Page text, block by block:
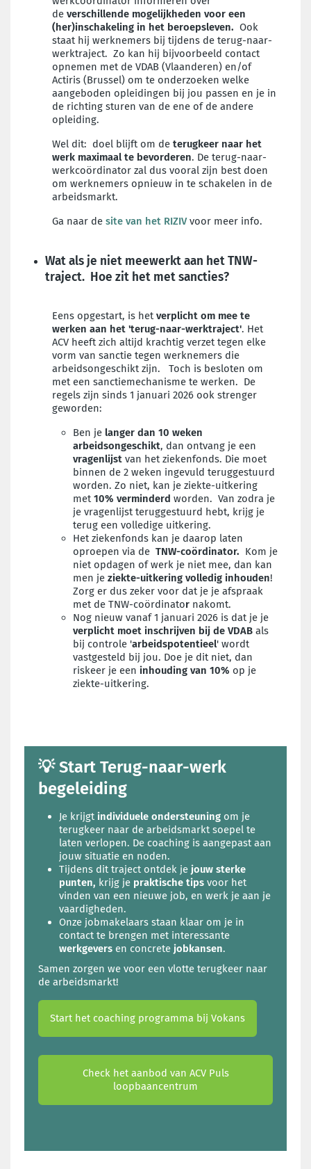
de verschillende mogelijkheden voor een
(her)inschakeling in het beroepsleven. Ook
staat hij werknemers bij tijdens de terug-naar-
werktraject. Zo kan hij bijvoorbeeld contact
opnemen met de VDAB (Vlaanderen) en/of
Actiris (Brussel) om te onderzoeken welke
aangeboden opleidingen bij jou passen en je in
de richting sturen van de ene of de andere
opleiding.
Wel dit: doel blijft om de terugkeer naar het
werk maximaal te bevorderen. De terug-naar-
werkcoördinator zal dus vooral zijn best doen
om werknemers opnieuw in te schakelen in de
arbeidsmarkt.
Ga naar de site van het RIZIVvoor meer info.
Wat als je niet meewerkt aan het TNW-
traject. Hoe zit het met sancties?
Eens opgestart, is het verplicht om mee te
werken aan het 'terug-naar-werktraject'. Het
ACV heeft zich altijd krachtig verzet tegen elke
vorm van sanctie tegen werknemers die
arbeidsongeschikt zijn. Toch is besloten om
met een sanctiemechanisme te werken. De
regels zijn sinds 1 januari 2026 ook strenger
geworden:
Ben je langer dan 10 weken
arbeidsongeschikt, dan ontvang je een
vragenlijst van het ziekenfonds. Die moet
binnen de 2 weken ingevuld teruggestuurd
worden. Zo niet, kan je ziekte-uitkering
met 10% verminderd worden. Van zodra je
je vragenlijst teruggestuurd hebt, krijg je
terug een volledige uitkering.
Het ziekenfonds kan je daarop laten
oproepen via de TNW-coördinator. Kom je
niet opdagen of werk je niet mee, dan kan
men je ziekte-uitkering volledig inhouden!
Zorg er dus zeker voor dat je je afspraak
met de TNW-coördinator nakomt.
Nog nieuw vanaf 1 januari 2026 is dat je je
verplicht moet inschrijven bij de VDAB als
bij controle 'arbeidspotentieel' wordt
vastgesteld bij jou. Doe je dit niet, dan
riskeer je een inhouding van 10% op je
ziekte-uitkering.
💡 Start Terug-naar-werk
begeleiding
Je krijgt individuele ondersteuning om je
terugkeer naar de arbeidsmarkt soepel te
laten verlopen. De coaching is aangepast aan
jouw situatie en noden.
Tijdens dit traject ontdek je jouw sterke
punten, krijg je praktische tips voor het
vinden van een nieuwe job, en werk je aan je
vaardigheden.
Onze jobmakelaars staan klaar om je in
contact te brengen met interessante
werkgevers en concrete jobkansen.
Samen zorgen we voor een vlotte terugkeer naar
de arbeidsmarkt!
Start het coaching programma bij Vokans
Check het aanbod van ACV Puls
loopbaancentrum